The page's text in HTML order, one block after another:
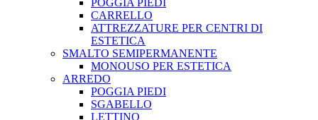
POGGIA PIEDI
CARRELLO
ATTREZZATURE PER CENTRI DI
ESTETICA
SMALTO SEMIPERMANENTE
MONOUSO PER ESTETICA
ARREDO
POGGIA PIEDI
SGABELLO
LETTINO